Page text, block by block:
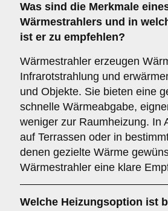
Was sind die Merkmale
Wärmestrahlers und in
ist er zu empfehlen?
Wärmestrahler erzeugen
Infrarotstrahlung und
und Objekte. Sie bieten eine
schnelle Wärmeabgabe,
weniger zur Raumheizung. In
auf Terrassen oder in
denen gezielte Wärme
Wärmestrahler eine klare
Welche Heizungsoption ist